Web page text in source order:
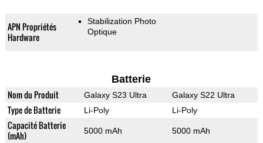
APN Propriétés
Hardware
Stabilization Photo
Optique
Batterie
Nom du Produit Galaxy S23 Ultra Galaxy S22 Ultra
Type de Batterie Li-Poly Li-Poly
Capacité Batterie
(mAh)
5000 mAh 5000 mAh